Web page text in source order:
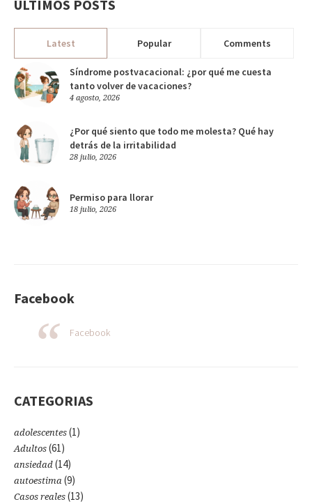
ÚLTIMOS POSTS
Latest Popular Comments
Síndrome postvacacional: ¿por qué me cuesta
tanto volver de vacaciones?
4 agosto, 2026
¿Por qué siento que todo me molesta? Qué hay
detrás de la irritabilidad
28 julio, 2026
Permiso para llorar
18 julio, 2026
Facebook
Facebook
CATEGORIAS
adolescentes (1)
Adultos (61)
ansiedad (14)
autoestima (9)
Casos reales (13)